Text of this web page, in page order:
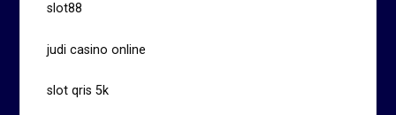
slot88
judi casino online
slot qris 5k